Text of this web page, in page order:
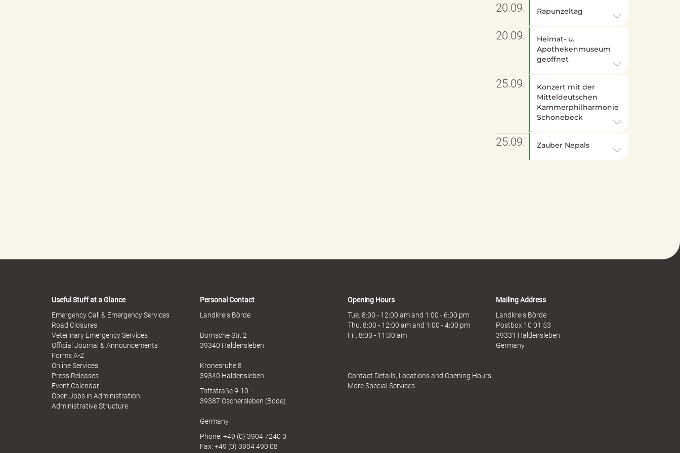
20.09. Rapunzeltag
20.09.
Heimat- u.
Apothekenmuseum
geöffnet
25.09.
Konzert mit der
Mitteldeutschen
Kammerphilharmonie
Schönebeck
25.09. Zauber Nepals
Useful Stuff at a Glance
Emergency Call & Emergency Services
Road Closures
Veterinary Emergency Services
Official Journal & Announcements
Forms A-Z
Online Services
Press Releases
Event Calendar
Open Jobs in Administration
Administrative Structure
Personal Contact
Landkreis Börde
Bornsche Str. 2
39340 Haldensleben
Kronesruhe 8
39340 Haldensleben
Triftstraße 9-10
39387 Oschersleben (Bode)
Germany
Phone: +49 (0) 3904 7240 0
Fax: +49 (0) 3904 490 08
Opening Hours
Tue. 8:00 - 12:00 am and 1:00 - 6:00 pm
Thu. 8:00 - 12:00 am and 1:00 - 4:00 pm
Fri. 8:00 - 11:30 am
Mailing Address
Landkreis Börde
Postbox 10 01 53
39331 Haldensleben
Germany
Contact Details, Locations and Opening Hours
More Special Services